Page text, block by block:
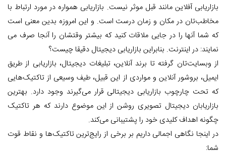
بازاریابی آفلاین مانند قبل موثر نیست. بازاریابی همواره در مورد ارتباط با
مخاطب‌تان در مکان و زمان درست است. و این امروزه بدین معنی است
که شما آنها را در جایی ملاقات کنید که بیشتر وقتشان را آنجا صرف می
نمایند: در اینترنت. بنابراین بازاریابی دیجیتال دقیقا چیست؟
از وبسایت‌تان گرفته تا برند آنلاین، تبلیغات دیجیتال، بازاریابی از طریق
ایمیل، بروشور آنلاین و مواردی از این قبیل، طیف وسیعی از تاکتیک‌هایی
که تحت چارچوب بازاریابی دیجیتالی قرار می‌گیرند وجود دارد. بهترین
بازاریابان دیجیتال تصویری روشن از این موضوع دارند که هر تاکتیک
چگونه اهداف کلیدی خود را پشتیبانی می‌کند.
در اینجا نگاهی اجمالی داریم بر برخی از رایج‌ترین تاکتیک‌ها و نقاط قوت
شما: